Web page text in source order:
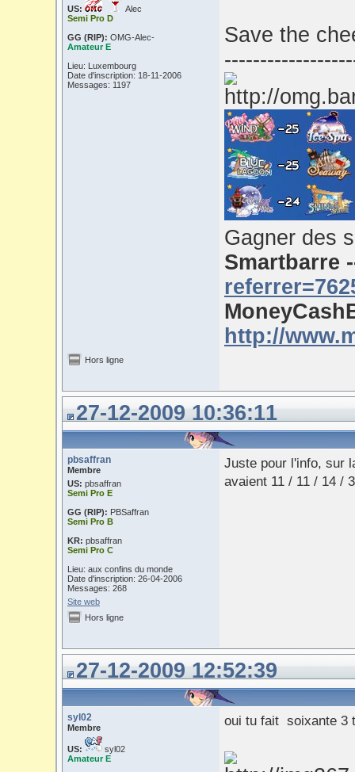
US:
Alec
Semi Pro D
GG (RIP): OMG-Alec-
Amateur E
Lieu: Luxembourg
Date d'inscription: 18-11-2006
Messages: 1197
Save the
Gagner des
Smartbarre
http://
Hors ligne
27-12-2009 10:36:11
pbsaffran
Membre
US: pbsaffran
Semi Pro E
GG (RIP): PBSaffran
Semi Pro B
KR: pbsaffran
Semi Pro C
Lieu: aux confins du monde
Date d'inscription: 26-04-2006
Messages: 268
Site web
Juste pour l'info, sur
avaient 11 / 11 / 14 /
Hors ligne
27-12-2009 12:52:39
syl02
Membre
US:
syl02
Amateur E
oui tu fait soixante 3